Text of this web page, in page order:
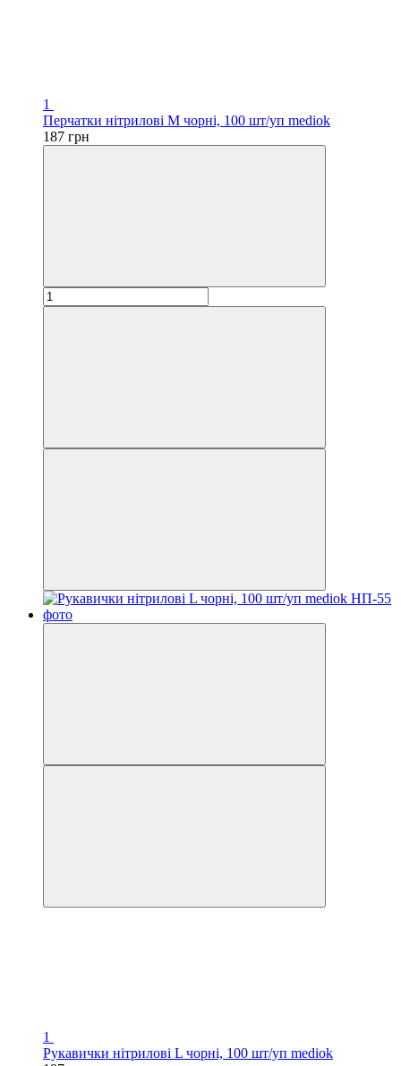
1
Перчатки нітрилові M чорні, 100 шт/уп mediok
187 грн
1
Рукавички нітрилові L чорні, 100 шт/уп mediok